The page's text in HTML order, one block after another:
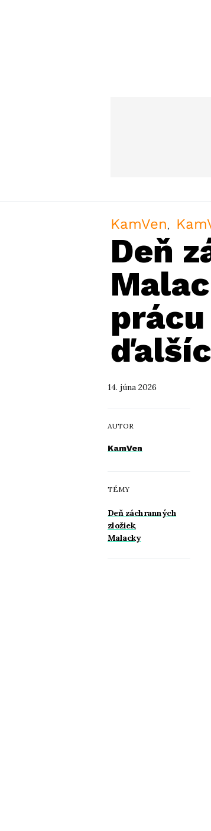
KamVen
Deň
14. júna 2026
AUTOR
KamVen
TÉMY
Deň záchranných
zložiek,
Malacky